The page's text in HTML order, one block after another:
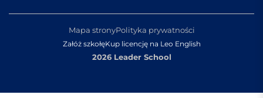
2026 Leader School
Załóż szkołęKup licencję na Leo English
Mapa stronyPolityka prywatności